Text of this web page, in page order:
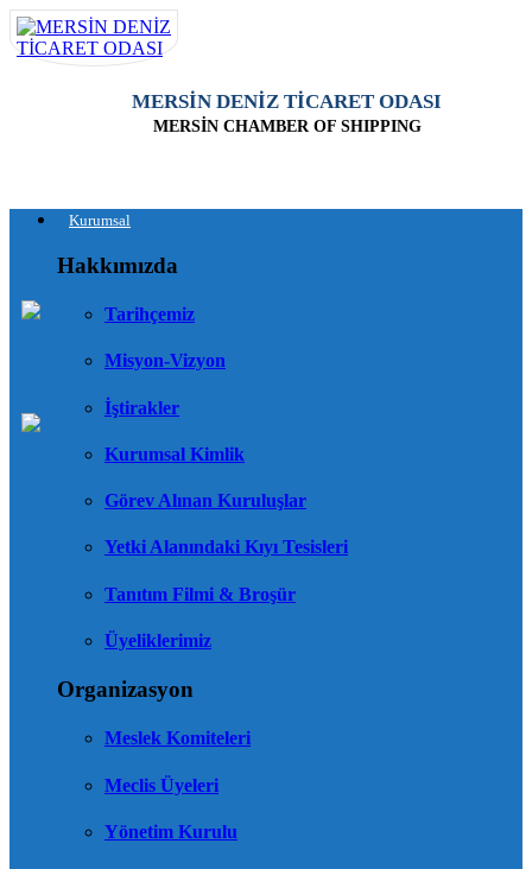
MERSİN DENİZ TİCARET ODASI
MERSİN CHAMBER OF SHIPPING
Kurumsal
Hakkımızda
Tarihçemiz
Misyon-Vizyon
İştirakler
Kurumsal Kimlik
Görev Alınan Kuruluşlar
Yetki Alanındaki Kıyı Tesisleri
Tanıtım Filmi & Broşür
Üyeliklerimiz
Organizasyon
Meslek Komiteleri
Meclis Üyeleri
Yönetim Kurulu